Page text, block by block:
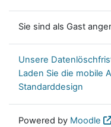
Sie sind als Gast
Unsere
Laden Sie die mobile
Standarddesign
Powered by Moodle